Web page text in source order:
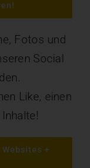
Fotos und
Social
Like, einen
+